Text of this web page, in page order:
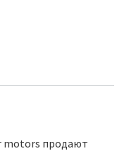
motors продают